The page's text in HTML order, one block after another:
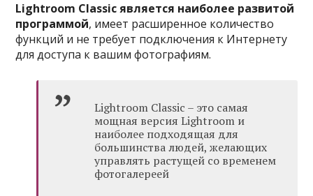
Lightroom Classic является наиболее развитой
программой, имеет расширенное количество
функций и не требует подключения к Интернету
для доступа к вашим фотографиям.
Lightroom Classic – это самая
мощная версия Lightroom и
наиболее подходящая для
большинства людей, желающих
управлять растущей со временем
фотогалереей